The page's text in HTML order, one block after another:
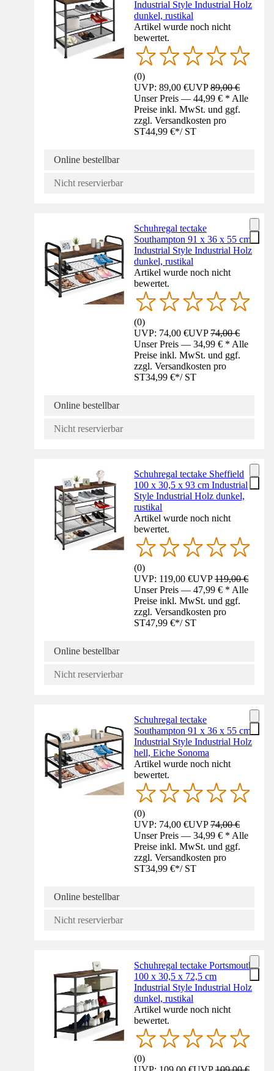
Industrial Style Industrial Holz
dunkel, rustikal
Artikel wurde noch nicht
bewertet.
(0)
UVP: 89,00 €UVP89,00 €
Unser Preis — 44,99 € * Alle
Preise inkl. MwSt. und ggf.
zzgl. Versandkosten pro
ST44,99 €*/ ST
Online bestellbar
Nicht reservierbar
Schuhregal tectake
Southampton 91 x 36 x 55 cm
Industrial Style Industrial Holz
dunkel, rustikal
Artikel wurde noch nicht
bewertet.
(0)
UVP: 74,00 €UVP74,00 €
Unser Preis — 34,99 € * Alle
Preise inkl. MwSt. und ggf.
zzgl. Versandkosten pro
ST34,99 €*/ ST
Online bestellbar
Nicht reservierbar
Schuhregal tectake Sheffield
100 x 30,5 x 93 cm Industrial
Style Industrial Holz dunkel,
rustikal
Artikel wurde noch nicht
bewertet.
(0)
UVP: 119,00 €UVP119,00 €
Unser Preis — 47,99 € * Alle
Preise inkl. MwSt. und ggf.
zzgl. Versandkosten pro
ST47,99 €*/ ST
Online bestellbar
Nicht reservierbar
Schuhregal tectake
Southampton 91 x 36 x 55 cm
Industrial Style Industrial Holz
hell, Eiche Sonoma
Artikel wurde noch nicht
bewertet.
(0)
UVP: 74,00 €UVP74,00 €
Unser Preis — 34,99 € * Alle
Preise inkl. MwSt. und ggf.
zzgl. Versandkosten pro
ST34,99 €*/ ST
Online bestellbar
Nicht reservierbar
Schuhregal tectake Portsmouth
100 x 30,5 x 72,5 cm
Industrial Style Industrial Holz
dunkel, rustikal
Artikel wurde noch nicht
bewertet.
(0)